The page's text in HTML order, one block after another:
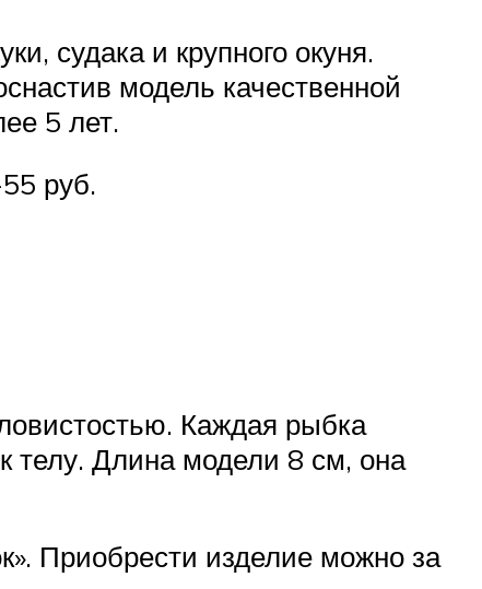
судака и крупного окуня.
модель качественной
5 лет.
руб.
Каждая рыбка
телу. Длина модели 8 см, она
Приобрести изделие можно за